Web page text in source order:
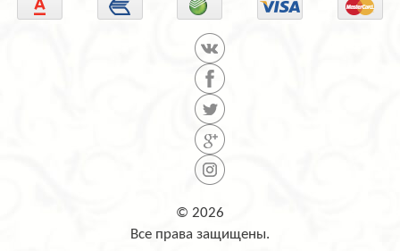
© 2026
Все права защищены.